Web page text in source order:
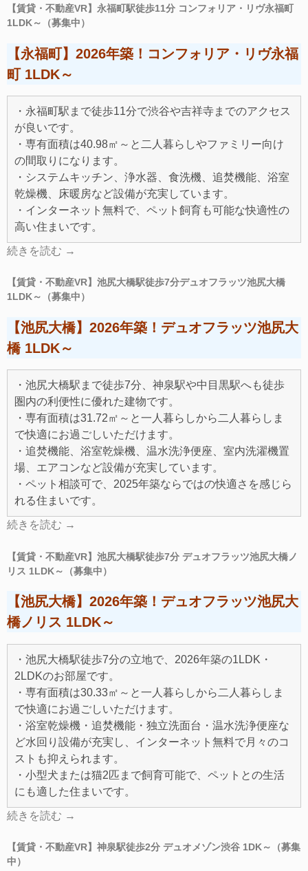
【賃貸・不動産VR】永福町駅徒歩11分 コンフォリア・リヴ永福町
1LDK～（募集中）
【永福町】2026年築！コンフォリア・リヴ永福
町 1LDK～
・永福町駅まで徒歩11分で渋谷や吉祥寺までのアクセス
が良いです。
・専有面積は40.98㎡～と二人暮らしやファミリー向け
の間取りになります。
・システムキッチン、浄水器、食洗機、追焚機能、浴室
乾燥機、床暖房など設備が充実しています。
・インターネット無料で、ペット飼育も可能な快適性の
高い住まいです。
続きを読む →
【賃貸・不動産VR】池尻大橋駅徒歩7分デュオフラッツ池尻大橋
1LDK～（募集中）
【池尻大橋】2026年築！デュオフラッツ池尻大
橋 1LDK～
・池尻大橋駅まで徒歩7分、神泉駅や中目黒駅へも徒歩
圏内の利便性に優れた建物です。
・専有面積は31.72㎡～と一人暮らしから二人暮らしま
で快適にお過ごしいただけます。
・追焚機能、浴室乾燥機、温水洗浄便座、室内洗濯機置
場、エアコンなど設備が充実しています。
・ペット相談可で、2025年築ならではの快適さを感じら
れる住まいです。
続きを読む →
【賃貸・不動産VR】池尻大橋駅徒歩7分 デュオフラッツ池尻大橋ノ
リス 1LDK～（募集中）
【池尻大橋】2026年築！デュオフラッツ池尻大
橋ノリス 1LDK～
・池尻大橋駅徒歩7分の立地で、2026年築の1LDK・
2LDKのお部屋です。
・専有面積は30.33㎡～と一人暮らしから二人暮らしま
で快適にお過ごしいただけます。
・浴室乾燥機・追焚機能・独立洗面台・温水洗浄便座な
ど水回り設備が充実し、インターネット無料で月々のコ
ストも抑えられます。
・小型犬または猫2匹まで飼育可能で、ペットとの生活
にも適した住まいです。
続きを読む →
【賃貸・不動産VR】神泉駅徒歩2分 デュオメゾン渋谷 1DK～（募集
中）